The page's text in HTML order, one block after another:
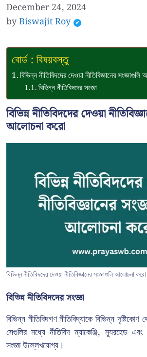
December 24, 2024
byBiswajit Roy
বোর্ড : বিষয়বস্তু
বিভিন্ন নীতিবিদদের দেওয়া নীতিবিজ্ঞানের
বিভিন্ন নীতিবিদদের সংজ্ঞা
বিভিন্ন নীতিবিদদের দেওয়া
আলোচনা করো
বিভিন্ন নীতিবিদদের দেওয়া নীতিবিজ্ঞানের সংজ্ঞাগুলি আলোচনা করো
বিভিন্ন নীতিবিদদের সংজ্ঞা
বিভিন্ন নীতিবিদগণ নীতিবিদ্যাকে বিভিন্ন দৃষ্টিকোণ
সেগুলির মধ্যে নীতিবিদ ম্যাকেঞ্জি, ম্যুরহেড
সংজ্ঞা উল্লেখযোগ্য।